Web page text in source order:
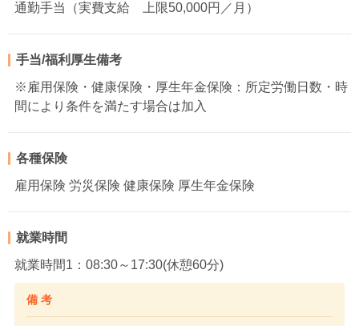
通勤手当（実費支給 上限50,000円／月）
手当/福利厚生備考
※雇用保険・健康保険・厚生年金保険：所定労働日数・時
間により条件を満たす場合は加入
各種保険
雇用保険 労災保険 健康保険 厚生年金保険
就業時間
就業時間1：08:30～17:30(休憩60分)
備 考